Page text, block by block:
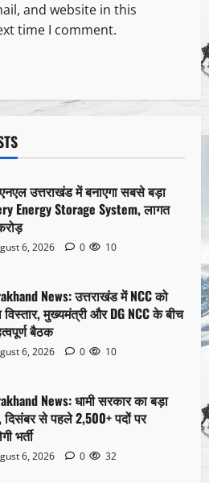
and website in this
time I comment.
उत्तराखंड में बनाएगा सबसे बड़ा
Energy Storage System, लागत
6, 2026 0 10
News: उत्तराखंड में NCC को
विस्तार, मुख्यमंत्री और DG NCC के बीच
बैठक
6, 2026 0 10
News: धामी सरकार का बड़ा
दिसंबर से पहले 2,500+ पदों पर
भर्ती
6, 2026 0 32